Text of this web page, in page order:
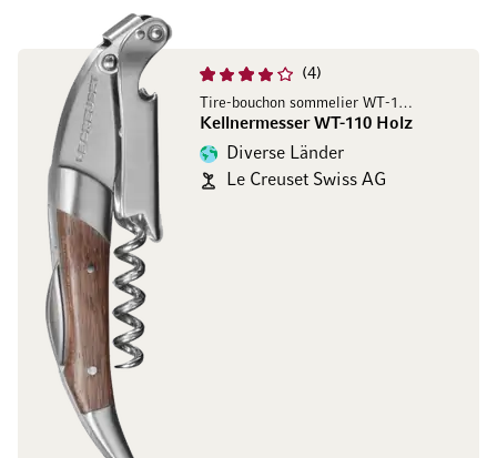
4
Tire-bouchon sommelier WT-110 Holz
Kellnermesser WT-110 Holz
Diverse Länder
Le Creuset Swiss AG